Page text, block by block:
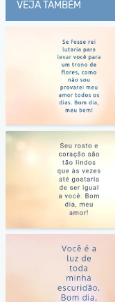
VEJA TAMBÉM